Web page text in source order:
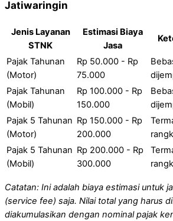
Jatiwaringin
Jenis Layanan
STNK
Estimasi Biaya
Jasa
Pajak Tahunan
(Motor)
Rp 50.000 - Rp
75.000
Pajak Tahunan
(Mobil)
Rp 100.000 - Rp
150.000
Pajak 5 Tahunan
(Motor)
Rp 150.000 - Rp
200.000
Pajak 5 Tahunan
(Mobil)
Rp 200.000 - Rp
300.000
Catatan: Ini adalah biaya estimasi untuk
(service fee) saja. Nilai total yang harus
diakumulasikan dengan nominal pajak